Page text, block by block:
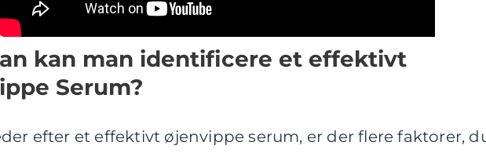
kan man identificere et effektivt
Serum?
efter et effektivt øjenvippe serum, er der flere faktorer,